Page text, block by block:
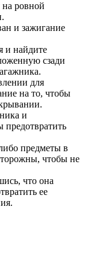
на ровной
и зажигание
и найдите
сзади
для
на то, чтобы
и
предотвратить
предметы в
чтобы не
что она
ее